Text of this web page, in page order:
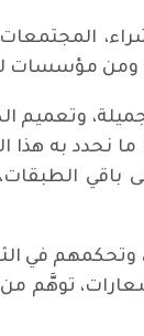
مؤسسات
وتعميم
نحدد به
باقي
وتحكمهم في
توهَّم